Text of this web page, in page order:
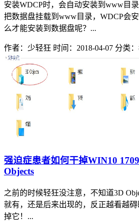
安装WDCP时，会自动安装到www目
把数据盘挂载到www目录，WDCP会
么才能安装到数据盘呢？...
作者：少轻狂 时间：2018-04-07 分类
强迫症患者如何干掉WIN10
Objects
之前的时候轻狂没注意，不知道3D
就有，还是后来出现的，反正越看越
掉它！...